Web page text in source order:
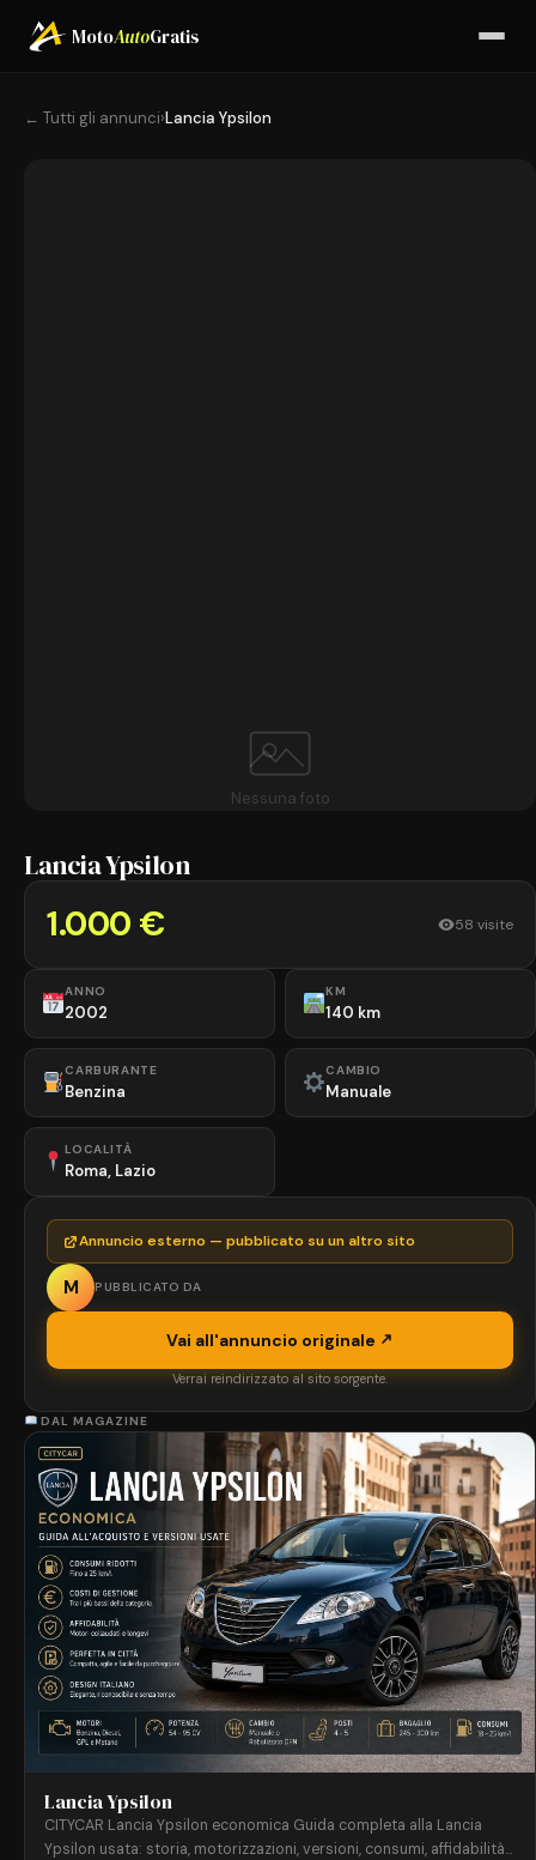
MotoAutoGratis
← Tutti gli annunci›Lancia Ypsilon
Nessuna foto
Lancia Ypsilon
1.000 € 58 visite
ANNO
2002
KM
140 km
CARBURANTE
Benzina
CAMBIO
Manuale
LOCALITÀ
Roma, Lazio
Annuncio esterno — pubblicato su un altro sito
M PUBBLICATO DA
Vai all'annuncio originale
Verrai reindirizzato al sito sorgente.
DAL MAGAZINE
Lancia Ypsilon
CITYCAR Lancia Ypsilon economica Guida completa alla Lancia
Ypsilon usata: storia, motorizzazioni, versioni, consumi, affidabilità